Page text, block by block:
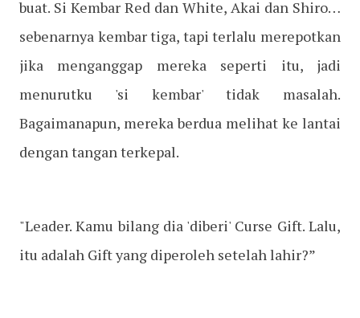
buat. Si Kembar Red dan White, Akai dan Shiro…
sebenarnya kembar tiga, tapi terlalu merepotkan
jika menganggap mereka seperti itu, jadi
menurutku 'si kembar' tidak masalah.
Bagaimanapun, mereka berdua melihat ke lantai
dengan tangan terkepal.
"Leader. Kamu bilang dia 'diberi' Curse Gift. Lalu,
itu adalah Gift yang diperoleh setelah lahir?”